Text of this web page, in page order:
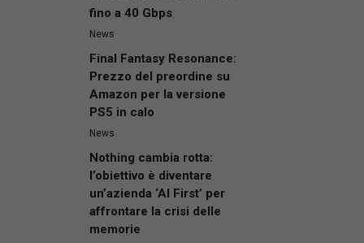
fino a 40 Gbps
News
Final Fantasy Resonance:
Prezzo del preordine su
Amazon per la versione
PS5 in calo
News
Nothing cambia rotta:
l’obiettivo è diventare
un’azienda ‘AI First’ per
affrontare la crisi delle
memorie